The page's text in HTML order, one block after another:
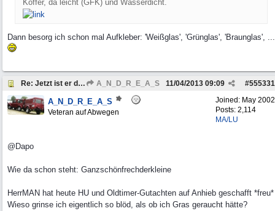
Koffer, da leicht (GFK) und Wasserdicht.
Dann besorg ich schon mal Aufkleber: 'Weißglas', 'Grünglas', 'Braunglas', ...
Re: Jetzt ist er da, der Neue A_N_D_R_E_A_S #555331
11/04/2013 09:09
Joined: May 2002
Posts: 2,114
MA/LU
A_N_D_R_E_A_S
Veteran auf Abwegen
@Dapo
Wie da schon steht: Ganzschönfrechderkleine
HerrMAN hat heute HU und Oldtimer-Gutachten auf Anhieb geschafft *freu*
Wieso grinse ich eigentlich so blöd, als ob ich Gras geraucht hätte?